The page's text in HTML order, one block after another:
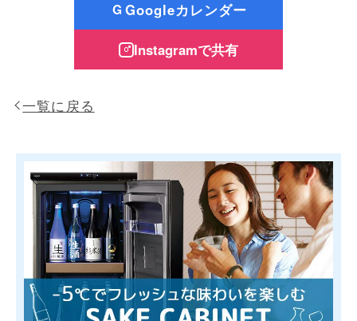
G Googleカレンダー
Instagramで共有
一覧に戻る